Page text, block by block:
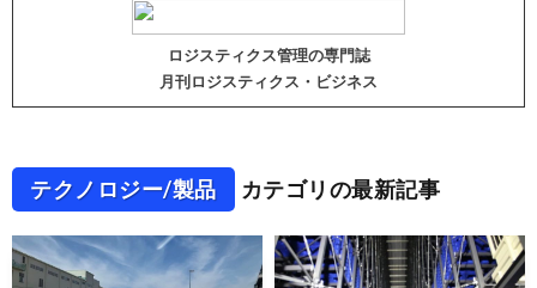
ロジスティクス管理の専門誌
月刊ロジスティクス・ビジネス
テクノロジー/製品 カテゴリの最新記事